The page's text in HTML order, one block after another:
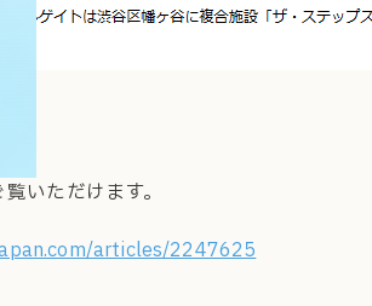
いただけます。
articles/2247625